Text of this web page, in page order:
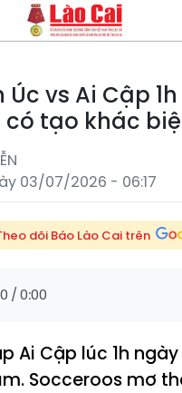
vs Ai Cập
có tạo khác
03/07/2026 - 06:17
dõi Báo Lào Cai trên
/0:00
Ai Cập lúc 1h
Socceroos mơ